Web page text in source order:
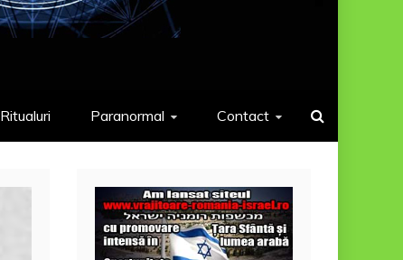
Ritualuri Paranormal Contact